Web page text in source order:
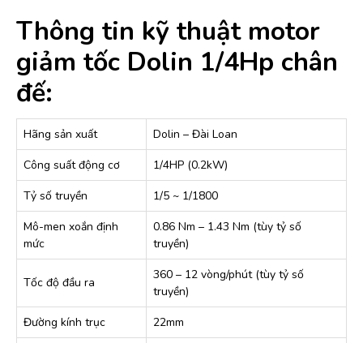
Thông tin kỹ thuật motor
giảm tốc Dolin 1/4Hp chân
đế:
Hãng sản xuất
Dolin – Đài Loan
Công suất động cơ
1/4HP (0.2kW)
Tỷ số truyền
1/5 ~ 1/1800
Mô-men xoắn định
mức
0.86 Nm – 1.43 Nm (tùy tỷ số
truyền)
Tốc độ đầu ra
360 – 12 vòng/phút (tùy tỷ số
truyền)
Đường kính trục
22mm